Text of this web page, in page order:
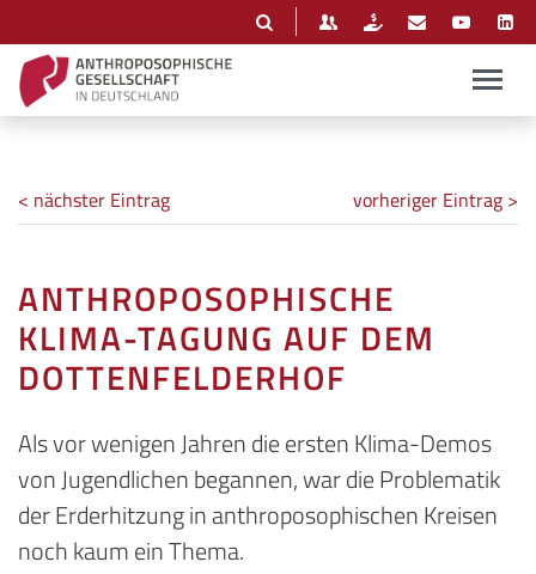
< nächster Eintrag vorheriger Eintrag >
ANTHROPOSOPHISCHE
KLIMA-TAGUNG AUF DEM
DOTTENFELDERHOF
Als vor wenigen Jahren die ersten Klima-Demos
von Jugendlichen begannen, war die Problematik
der Erderhitzung in anthroposophischen Kreisen
noch kaum ein Thema.